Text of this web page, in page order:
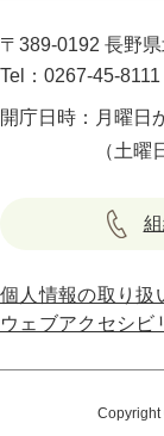
〒389-0192 長野
Tel：0267-45-8111
開庁日時： 月曜日
（土曜
個人情報の取り扱
ウェブアクセシビ
Copyright